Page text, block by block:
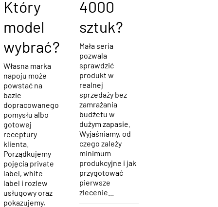
Który
model
wybrać?
Własna marka
napoju może
powstać na
bazie
dopracowanego
pomysłu albo
gotowej
receptury
klienta.
Porządkujemy
pojęcia private
label, white
label i rozlew
usługowy oraz
pokazujemy,
4000
sztuk?
Mała seria
pozwala
sprawdzić
produkt w
realnej
sprzedaży bez
zamrażania
budżetu w
dużym zapasie.
Wyjaśniamy, od
czego zależy
minimum
produkcyjne i jak
przygotować
pierwsze
zlecenie...